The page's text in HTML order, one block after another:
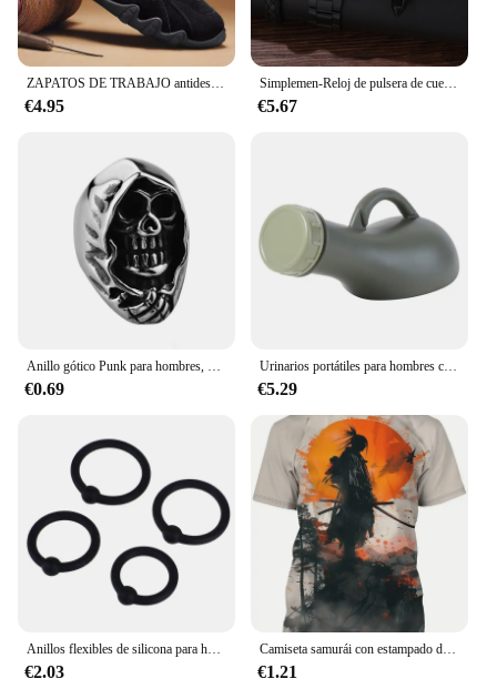
ZAPATOS DE TRABAJO antideslizantes transpirables para hombre, zapatillas de moda para hombre, zapatillas planas para caminar al aire libre, zapatillas de skateboard
€4.95
Simplemen-Reloj de pulsera de cuero para hombre, conjunto de 3 piezas, de moda, minimalista, de negocios, de cuarzo, informal
€5.67
Anillo gótico Punk para hombres, anillo Retro, esqueleto, diablo, anillo masculino, Calavera, exageración ajustable, Oficial de la muerte, serpiente, Capitán
€0.69
Urinarios portátiles para hombres con tapa, inodoro de viaje reutilizable, 1000ml, urinario masculino, botellas para orinar, orinal para ancianos, coche de conducción
€5.29
Anillos flexibles de silicona para hombre, productos para adultos, 4 unids/lote por paquete
€2.03
Camiseta samurái con estampado de soldado para hombre, jersey informal de manga corta con cuello redondo de Anime, ropa de calle para exteriores, camiseta para hombre, ropa de gran tamaño
€1.21